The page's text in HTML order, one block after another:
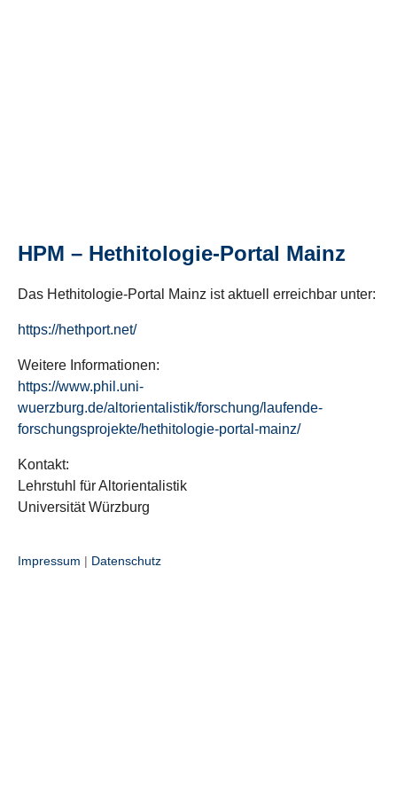
HPM – Hethitologie-Portal Mainz
Das Hethitologie-Portal Mainz ist aktuell erreichbar unter:
https://hethport.net/
Weitere Informationen:
https://www.phil.uni-
wuerzburg.de/altorientalistik/forschung/laufende-
forschungsprojekte/hethitologie-portal-mainz/
Kontakt:
Lehrstuhl für Altorientalistik
Universität Würzburg
Impressum | Datenschutz